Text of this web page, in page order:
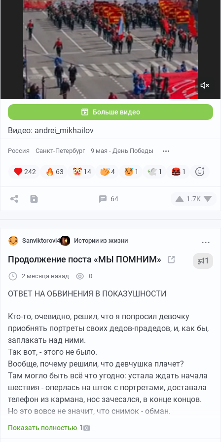
Больше видео
Видео: andrei_mikhailov
Россия Санкт-Петербург 9 мая - День Победы
242 63 14 4 1 1 1
64 1.7K
Sanviktorovi4 Истории из жизни
Продолжение поста «МЫ ПОМНИМ» 1
2 месяца назад 0
ОТВЕТ НА ОБВИНЕНИЯ В ПОКАЗУШНОСТИ
Кто-то, очевидно, решил, что я попросил девочку
приобнять портреты своих дедов-прадедов, и, как бы,
заплакать над ними.
Так вот, - этого не было.
Вообще, почему решили, что девчушка плачет?
Там могло быть всё что угодно: устала ждать начала
шествия - оперлась на шток с портретами, доставала
телефон из кармана, нос зачесался, в конце концов.
Но это вовсе не значит, что снимок - обман.
На Мемориале, при скоплении множества людей,
Показать полностью 1